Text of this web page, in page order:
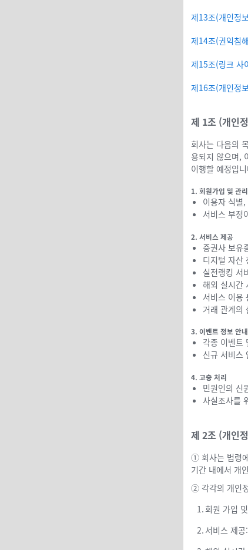
제13조(개인정
제14조(권익침
제15조(링크 사
제16조(개인정
제 1조 (개인
회사는 다음의
용되지 않으며,
이행할 예정입
1. 회원가입 및 관리
이용자 식별
서비스 부정
2. 서비스 제공
증권사 보유
디지털 자산
실전랭킹 서
해외 실시간
서비스 이용
거래 관계의
3. 이벤트 정보 안내
각종 이벤트
신규 서비스
4. 고충 처리
민원인의 신
사실조사를
제 2조 (개인
① 회사는 법령
기간 내에서 개
② 각각의 개인
1. 회원 가입
2. 서비스 제